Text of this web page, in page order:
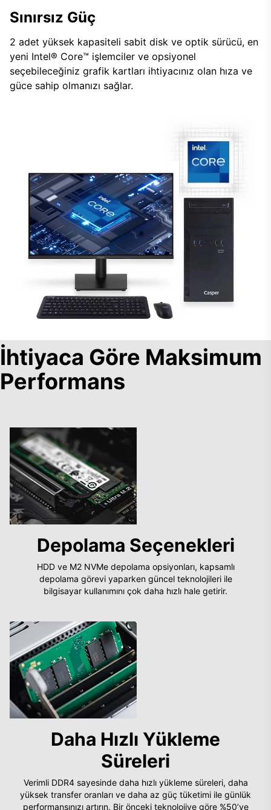
Sınırsız Güç
2 adet yüksek kapasiteli sabit disk ve optik sürücü, en
yeni Intel® Core™ işlemciler ve opsiyonel
seçebileceğiniz grafik kartları ihtiyacınız olan hıza ve
güce sahip olmanızı sağlar.
İhtiyaca Göre Maksimum
Performans
Depolama Seçenekleri
HDD ve M2 NVMe depolama opsiyonları, kapsamlı
depolama görevi yaparken güncel teknolojileri ile
bilgisayar kullanımını çok daha hızlı hale getirir.
Daha Hızlı Yükleme
Süreleri
Verimli DDR4 sayesinde daha hızlı yükleme süreleri, daha
yüksek transfer oranları ve daha az güç tüketimi ile günlük
performansınızı artırın. Bir önceki teknolojiye göre %50’ye